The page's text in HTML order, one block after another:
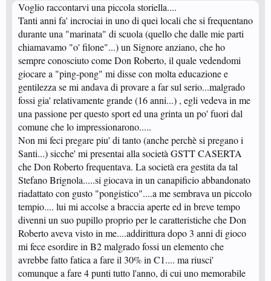
Voglio raccontarvi una piccola storiella....
Tanti anni fa' incrociai in uno di quei locali che si frequentano
durante una "marinata" di scuola (quello che dalle mie parti
chiamavamo "o' filone"...) un Signore anziano, che ho
sempre conosciuto come Don Roberto, il quale vedendomi
giocare a "ping-pong" mi disse con molta educazione e
gentilezza se mi andava di provare a far sul serio...malgrado
fossi gia' relativamente grande (16 anni...) , egli vedeva in me
una passione per questo sport ed una grinta un po' fuori dal
comune che lo impressionarono.....
Non mi feci pregare piu' di tanto (anche perchè si pregano i
Santi...) sicche' mi presentai alla società GSTT CASERTA
che Don Roberto frequentava. La società era gestita da tal
Stefano Brignola.....si giocava in un canapificio abbandonato
riadattato con gusto "pongistico"....a me sembrava un piccolo
tempio.... lui mi accolse a braccia aperte ed in breve tempo
divenni un suo pupillo proprio per le caratteristiche che Don
Roberto aveva visto in me....addirittura dopo 3 anni di gioco
mi fece esordire in B2 malgrado fossi un elemento che
avrebbe fatto fatica a fare il 30% in C1.... ma riusci'
comunque a fare 4 punti tutto l'anno, di cui uno memorabile